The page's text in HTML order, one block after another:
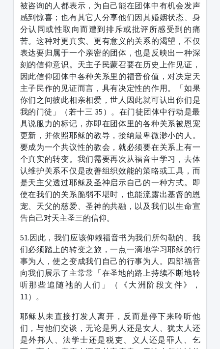
被咨询的人都表示，为自己能在团体中有机会发声
感到惊喜；也有其它人分享他们因其婚姻状态、身
分认同或性取向而遭到排斥或批评所感受到的痛
苦。这种对更真实、更有意义的关系的渴望，不仅
表达要归属于一个亲密的团体，也是反映出一种深
刻的信仰意识。天主子民蒙召要在历史上作见证，
因此信仰团体中各种关系里的福音价值，对决定天
主子民作的见证而言，具有决定性的作用。「如果
你们之间彼此相亲相爱，世人因此就可认出你们是
我的门徒」（若十三 35）。在门徒团体中行动是最
具说服力的标记，亦即在团体里的各种关系被恩宠
更新，并依照耶稣的教导，接纳最卑微渺小的人。
要成为一个共议性的教会，就必须要在关系上有一
个真实的转变。我们需要再次从福音中学习，去体
认维护关系不仅是改善组织效能的策略或工具，而
是天主父透过耶稣及圣神启示自己的一种方式。即
使在我们的关系脆弱不堪时，也能流露出基督的恩
宠、天父的慈爱、圣神的共融，以及我们以生命宣
告自己对天主圣三的信仰。
51.因此，我们应该仰赖福音书为我们所勾勒的、我
们必须踏上的转变之旅，一点一滴地学习耶稣的行
事为人，使之变成我们自己的行事为人。四部福音
向我们展示了主常常「在圣地的路上持续不断地聆
听那些追随祂的人们」（《大洲阶段文件》，
11）。
耶稣从未直接打发人离开，反而是停下来聆听他
们，与他们交谈，无论是男人还是女人、犹太人还
是外邦人、法学士还是税吏、义人还是罪人、乞